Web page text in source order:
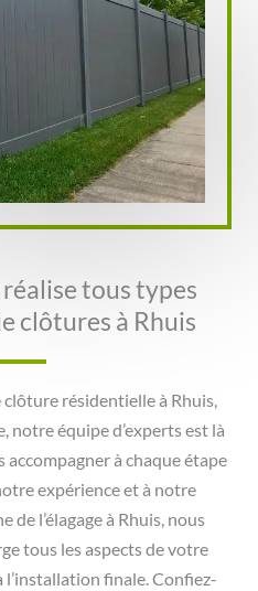
tous types
clôtures à Rhuis
résidentielle à Rhuis,
notre équipe d’experts est là
à chaque étape
expérience et à notre
de l’élagage à Rhuis, nous
tous les aspects de votre
finale. Confiez-